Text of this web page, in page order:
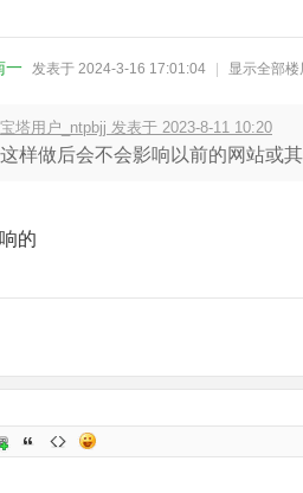
一 发表于 2024-3-16 17:01:04 显示全部楼
宝塔用户_ntpbjj 发表于 2023-8-11 10:20
这样做后会不会影响以前的网站或
的